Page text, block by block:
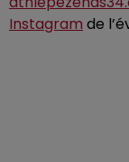
Instagram de